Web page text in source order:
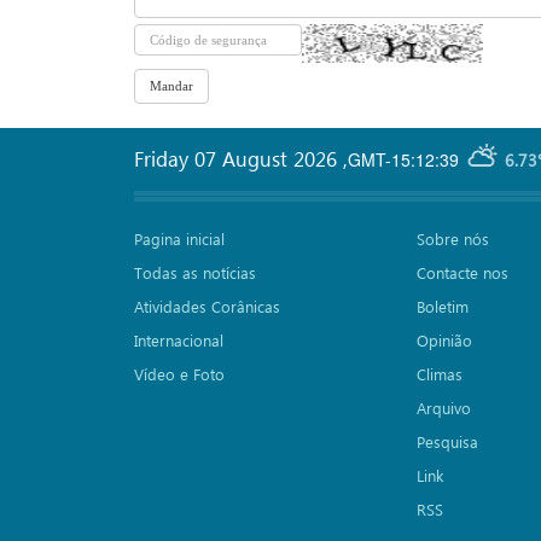
GMT-15:12:39
Friday 07 August 2026 ,
Pagina inicial
Todas as notícias
Atividades Corânicas
Internacional
Vídeo e Foto
Sobre nós
Contacte nos
Boletim
Opinião
Climas
Arquivo
Pesquisa
Link
RSS